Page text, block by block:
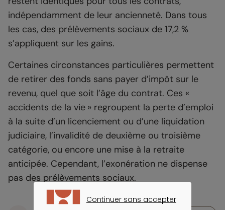
indépendamment de leur ancienneté. Dans tous
les cas, des prélèvements sociaux de 17,2 %
s’appliquent sur les gains.
Certaines circonstances particulières permettent
de retirer des fonds sans payer d’impôt sur le
revenu, quel que soit l’âge du contrat. Ces «
accidents de la vie » regroupent la perte d’emploi
à la suite d’un licenciement ou d’une liquidation
judiciaire, l’invalidité de deuxième ou troisième
catégorie, ou encore une mise à la retraite
anticipée. Cependant, l’exonération ne dispense
pas des prélèvements sociaux.
Continuer sans accepter